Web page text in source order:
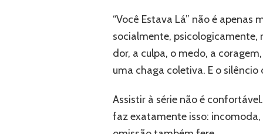
“Você Estava Lá” não é
socialmente, psicologicamente,
dor, a culpa, o medo, a
uma chaga coletiva. E o
Assistir à série não é
faz exatamente isso: incomoda,